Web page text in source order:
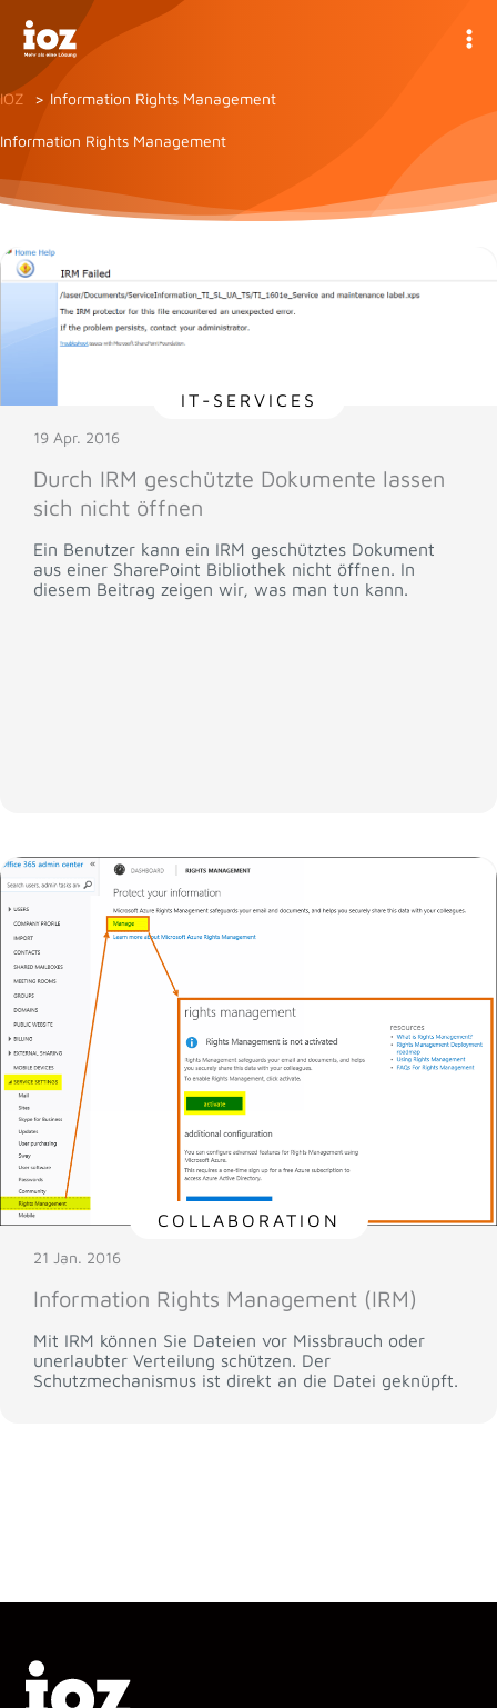
Inhalt
springen
IOZ Information Rights Management
Information Rights Management
IT-SERVICES
19 Apr. 2016
Durch IRM geschützte Dokumente lassen
sich nicht öffnen
Ein Benutzer kann ein IRM geschütztes Dokument
aus einer SharePoint Bibliothek nicht öffnen. In
diesem Beitrag zeigen wir, was man tun kann.
COLLABORATION
21 Jan. 2016
Information Rights Management (IRM)
Mit IRM können Sie Dateien vor Missbrauch oder
unerlaubter Verteilung schützen. Der
Schutzmechanismus ist direkt an die Datei geknüpft.